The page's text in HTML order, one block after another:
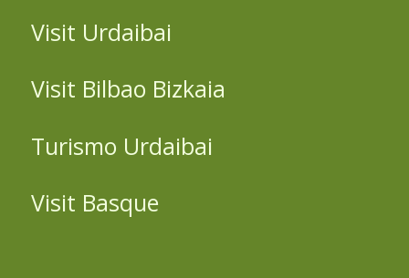
Visit Urdaibai
Visit Bilbao Bizkaia
Turismo Urdaibai
Visit Basque